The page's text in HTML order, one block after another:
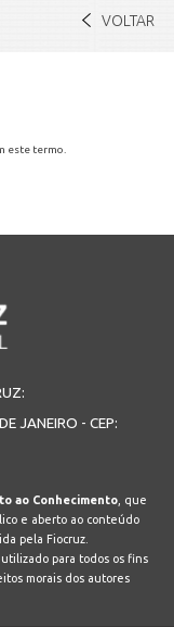
VOLTAR
este termo.
JANEIRO - CEP:
ao Conhecimento, que
e aberto ao conteúdo
pela Fiocruz.
para todos os fins
morais dos autores